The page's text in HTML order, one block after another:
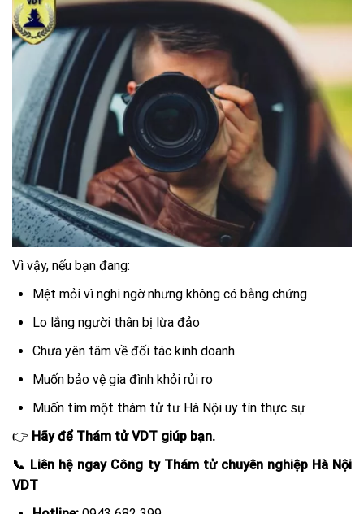
Vì vậy, nếu bạn đang:
Mệt mỏi vì nghi ngờ nhưng không có bằng chứng
Lo lắng người thân bị lừa đảo
Chưa yên tâm về đối tác kinh doanh
Muốn bảo vệ gia đình khỏi rủi ro
Muốn tìm một thám tử tư Hà Nội uy tín thực sự
👉 Hãy để Thám tử VDT giúp bạn.
📞 Liên hệ ngay Công ty Thám tử chuyên nghiệp Hà Nội
VDT